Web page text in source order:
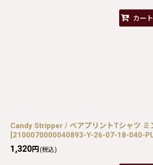
カー
Candy Stripper / ベアプリントTシャツ
[2100070000040893-Y-26-07-18-040-
1,320円 (税込)